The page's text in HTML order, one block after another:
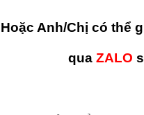
Hoặc Anh/Chị có thể
qua ZALO